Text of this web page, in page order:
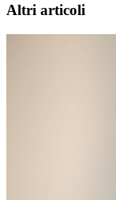
Altri articoli